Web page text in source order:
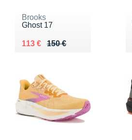
Brooks
Ghost 17
150 €
Au lieu de 150 €
113 €
Vendu 113 €